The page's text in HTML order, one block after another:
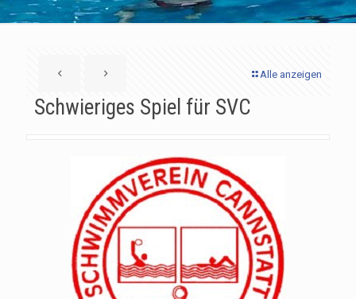
Alle anzeigen
Schwieriges Spiel für SVC